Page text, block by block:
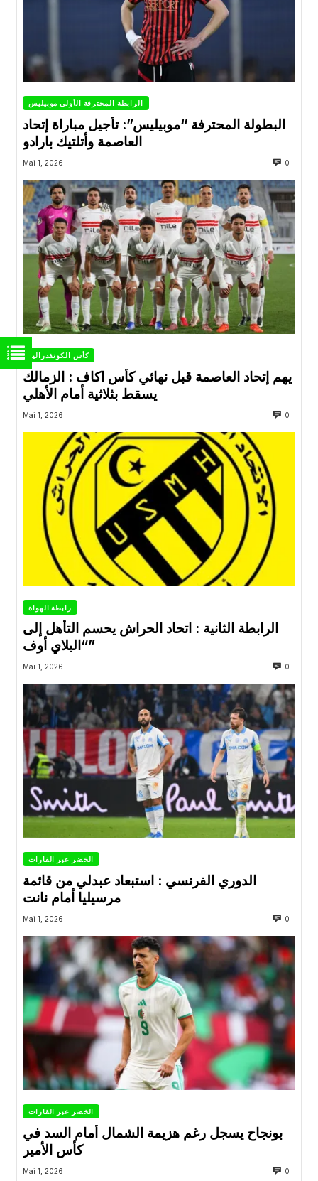
الرابطة المحترفة الأولى موبيليس
البطولة المحترفة “موبيليس”: تأجيل مباراة إتحاد
العاصمة وأتلتيك بارادو
Mai 1, 2026 0
كأس الكونفدرالية
يهم إتحاد العاصمة قبل نهائي كأس اكاف : الزمالك
Mai 1, 2026 0
رابطة الهواة
الرابطة الثانية : اتحاد الحراش يحسم التأهل إلى
“البلاي أوف”
Mai 1, 2026 0
الخضر عبر القارات
الدوري الفرنسي : استبعاد عبدلي من قائمة
مرسيليا أمام نانت
Mai 1, 2026 0
الخضر عبر القارات
بونجاح يسجل رغم هزيمة الشمال أمام السد في
كأس الأمير
Mai 1, 2026 0